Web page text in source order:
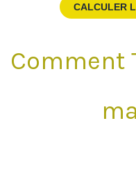
CALCULER
Comment